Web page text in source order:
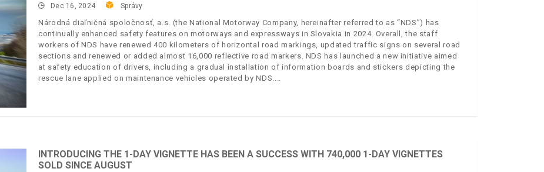
Dec 16, 2024 Správy
Národná diaľničná spoločnosť, a.s. (the National Motorway Company, hereinafter referred to as “NDS”) has
continually enhanced safety features on motorways and expressways in Slovakia in 2024. Overall, the staff
workers of NDS have renewed 400 kilometers of horizontal road markings, updated traffic signs on several road
sections and renewed or added almost 16,000 reflective road markers. NDS has launched a new initiative aimed
at safety education of drivers, including a gradual installation of information boards and stickers depicting the
rescue lane applied on maintenance vehicles operated by NDS.
INTRODUCING THE 1-DAY VIGNETTE HAS BEEN A SUCCESS WITH 740,000 1-DAY VIGNETTES
SOLD SINCE AUGUST